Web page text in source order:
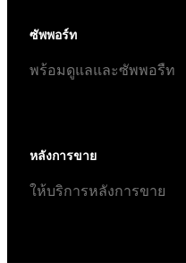
ซัพพอร์ท
พร้อมดูแลและซัพพอรืท
หลังการขาย
ให้บริการหลังการขาย